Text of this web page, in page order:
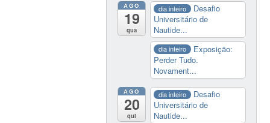
AGO
19
qua
dia inteiro
Desafio
Universitário de
Nautide...
dia inteiro
Exposição:
Perder Tudo.
Novament...
AGO
20
qui
dia inteiro
Desafio
Universitário de
Nautide...